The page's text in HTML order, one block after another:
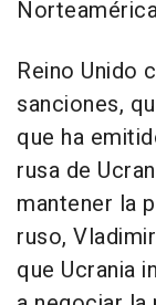
Reino Unido
sanciones,
que ha
rusa de
mantener la
ruso,
que Ucrania